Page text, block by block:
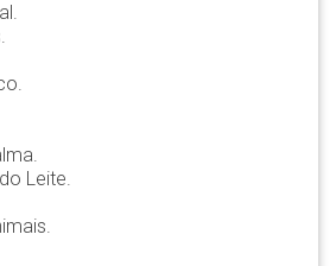
Leite.